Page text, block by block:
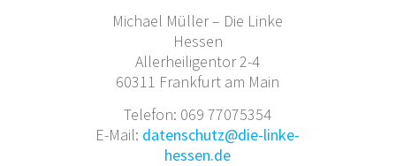
Michael Müller – Die Linke
Hessen
Allerheiligentor 2-4
60311 Frankfurt am Main
Telefon: 069 77075354
E-Mail: datenschutz@die-linke-
hessen.de